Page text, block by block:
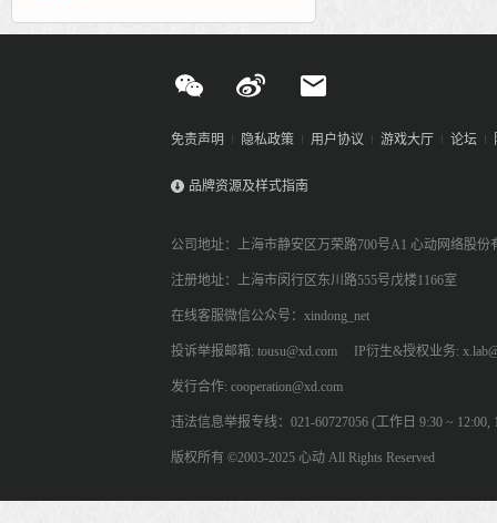
免责声明 隐私政策 用户协议 游戏大厅 论坛
品牌资源及样式指南
公司地址：上海市静安区万荣路700号A1 心动网络股份
注册地址：上海市闵行区东川路555号戊楼1166室
在线客服微信公众号：xindong_net
投诉举报邮箱: tousu@xd.com IP衍生&授权业务:
发行合作: cooperation@xd.com
违法信息举报专线：021-60727056 (工作日 9:30 ~ 12:00,
版权所有 ©2003-2025 心动 All Rights Reserved